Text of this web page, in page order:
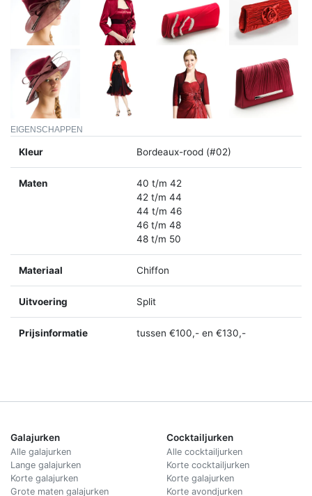
EIGENSCHAPPEN
Kleur Bordeaux-rood (#02)
Maten
40 t/m 42
42 t/m 44
44 t/m 46
46 t/m 48
48 t/m 50
Materiaal Chiffon
Uitvoering Split
Prijsinformatie tussen €100,- en €130,-
Galajurken
Alle galajurken
Lange galajurken
Korte galajurken
Grote maten galajurken
Cocktailjurken
Alle cocktailjurken
Korte cocktailjurken
Korte galajurken
Korte avondjurken